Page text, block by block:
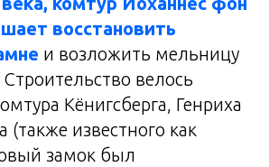
восстановить
и возложить мельницу
велось
Кёнигсберга, Генриха
(также известного как
замок был